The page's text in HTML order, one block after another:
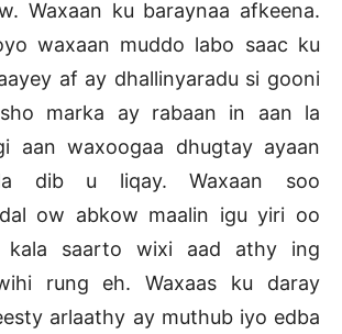
Waxaan ku baraynaa afkeena.
waxaan muddo labo saac ku
af ay dhallinyaradu si gooni
marka ay rabaan in aan la
aan waxoogaa dhugtay ayaan
dib u liqay. Waxaan soo
ow abkow maalin igu yiri oo
kala saarto wixi aad athy ing
rung eh. Waxaas ku daray
arlaathy ay muthub iyo edba